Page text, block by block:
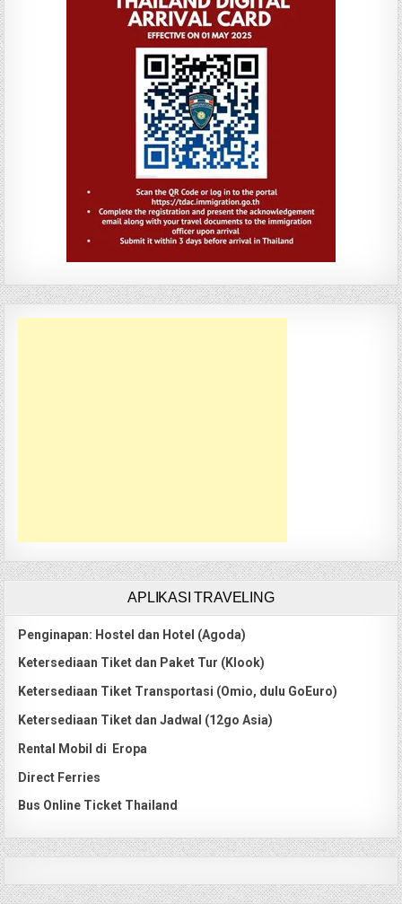
APLIKASI TRAVELING
Penginapan: Hostel dan Hotel (Agoda)
Ketersediaan Tiket dan Paket Tur (Klook)
Ketersediaan Tiket Transportasi (Omio, dulu GoEuro)
Ketersediaan Tiket dan Jadwal (12go Asia)
Rental Mobil di Eropa
Direct Ferries
Bus Online Ticket Thailand